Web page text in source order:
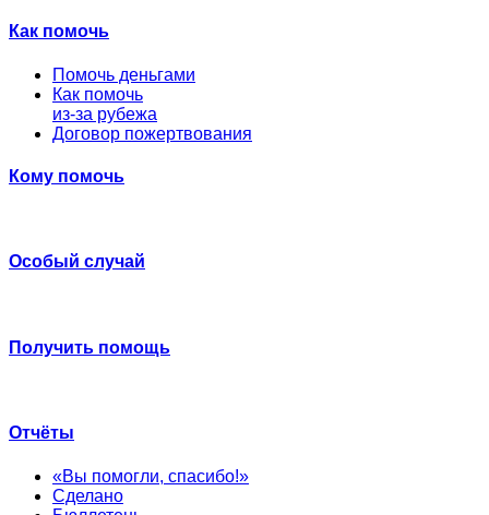
Как помочь
Помочь деньгами
Как помочь
из-за рубежа
Договор пожертвования
Кому помочь
Особый случай
Получить помощь
Отчёты
«Вы помогли, спасибо!»
Сделано